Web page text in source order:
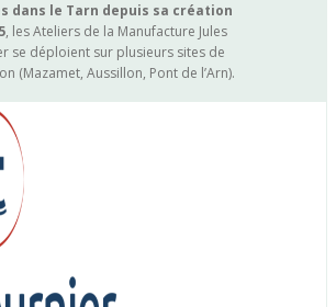
dans le Tarn depuis sa création
, les Ateliers de la Manufacture Jules
se déploient sur plusieurs sites de
(Mazamet, Aussillon, Pont de l’Arn).